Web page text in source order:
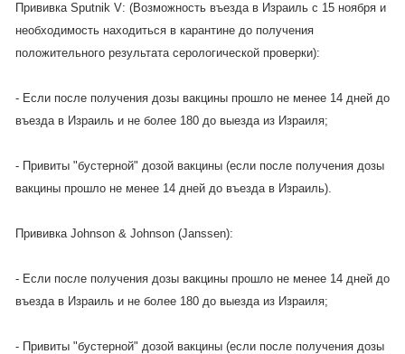
Прививка Sputnik V: (Возможность въезда в Израиль с 15 ноября и
необходимость находиться в карантине до получения
положительного результата серологической проверки):
- Если после получения дозы вакцины прошло не менее 14 дней до
въезда в Израиль и не более 180 до выезда из Израиля;
- Привиты "бустерной" дозой вакцины (если после получения дозы
вакцины прошло не менее 14 дней до въезда в Израиль).
Прививка Johnson & Johnson (Janssen):
- Если после получения дозы вакцины прошло не менее 14 дней до
въезда в Израиль и не более 180 до выезда из Израиля;
- Привиты "бустерной" дозой вакцины (если после получения дозы